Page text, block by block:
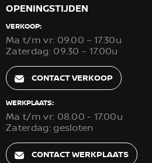
OPENINGSTIJDEN
VERKOOP:
Ma t/m vr: 09.00 – 17.30u
Zaterdag: 09.30 – 17.00u
CONTACT VERKOOP
WERKPLAATS:
Ma t/m vr: 08.00 - 17.00u
Zaterdag: gesloten
CONTACT WERKPLAATS